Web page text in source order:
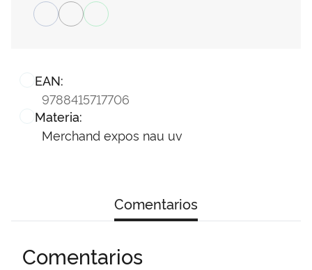
EAN:
9788415717706
Materia:
Merchand expos nau uv
Comentarios
Comentarios